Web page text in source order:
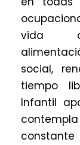
vida
social,
tiempo
Infantil